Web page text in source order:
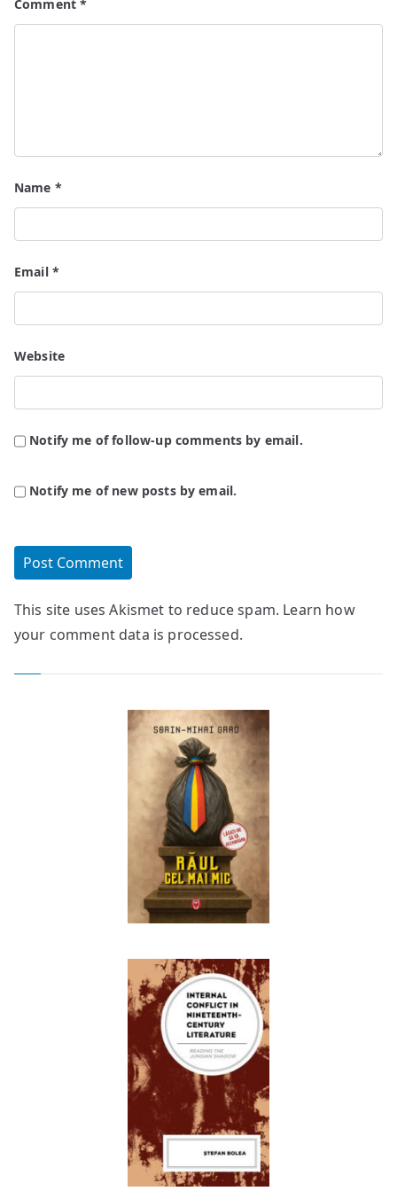
Comment*
Name *
Email *
Website
Notify me of follow-up comments by email.
Notify me of new posts by email.
This site uses Akismet to reduce spam. Learn how
your comment data is processed.